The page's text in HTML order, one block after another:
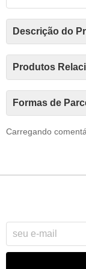
Descrição do
Produtos
Formas de
Carregando